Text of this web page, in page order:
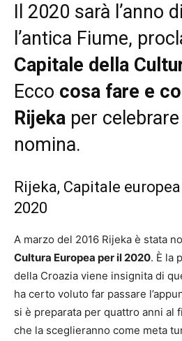
Il 2020 sarà l’anno
l’antica Fiume,
Capitale della
Ecco cosa fare e
Rijeka per
nomina.
Rijeka, Capitale
2020
A marzo del 2016 Rijeka è stata
Cultura Europea per il 2020. È la
della Croazia viene insignita di
ha certo voluto far passare
si è preparata per quattro anni al
che la sceglieranno come meta